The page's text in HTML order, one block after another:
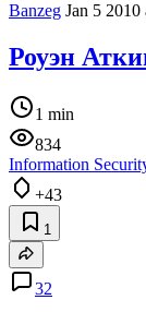
Banzeg Jan 5 2010
Роуэн
1 min
834
Information
+43
1
32